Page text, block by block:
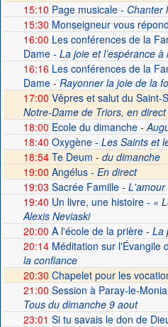
15:10 Page musicale- Chanter
15:30 Monseigneur vous répond
16:00 Les conférences de la
Dame- La joie et l’espérance à
16:16Les conférences de la
Dame- Rayonner la joie de la
17:00 Vêpres et salut du Saint-
Notre-Dame de Triors, en direct
18:00 Ecole du dimanche-
18:40 Oxygène- Les Saints et
18:54Te Deum - du dimanche
19:00 Angélus - En direct
19:03 Sacrée Famille- L'amour
19:40 Un livre, une histoire- «
Alexis Neviaski
20:00 A l'école de la prière- La
20:14Méditation sur l'Évangile
la confiance
20:30 Chapelet pour les
21:00 Session à Paray-le-
Tous du dimanche 9 aout
23:01 Si tu savais le don de